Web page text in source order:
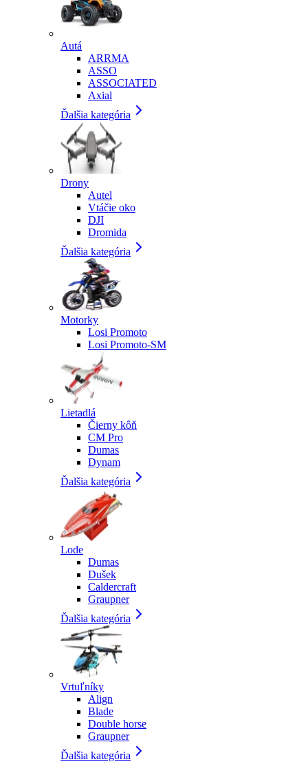
Autá
ARRMA
ASSO
ASSOCIATED
Axial
Ďalšia kategória
Drony
Autel
Vtáčie oko
DJI
Dromida
Ďalšia kategória
Motorky
Losi Promoto
Losi Promoto-SM
Lietadlá
Čierny kôň
CM Pro
Dumas
Dynam
Ďalšia kategória
Lode
Dumas
Dušek
Caldercraft
Graupner
Ďalšia kategória
Vrtuľníky
Align
Blade
Double horse
Graupner
Ďalšia kategória